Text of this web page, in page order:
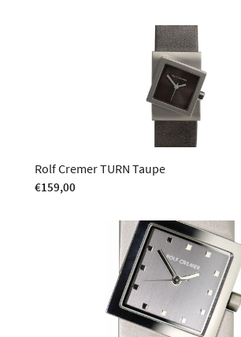
Rolf Cremer TURN Taupe
€159,00